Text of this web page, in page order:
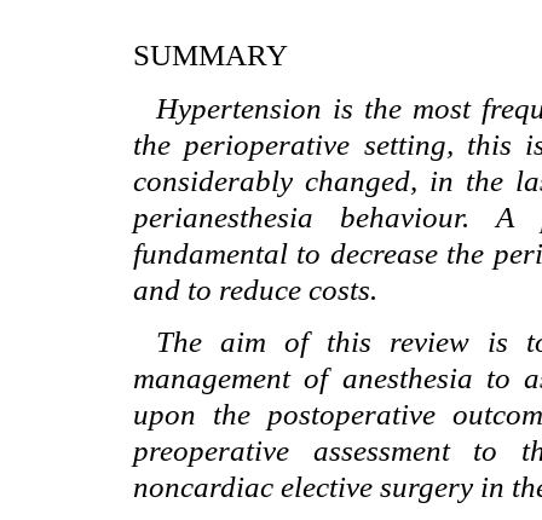
SUMMARY
Hypertension is the most
the perioperative setting, this
considerably changed, in the
perianesthesia behaviour.
fundamental to decrease the
and to reduce costs.
The aim of this review is
management of anesthesia to
upon the postoperative
preoperative assessment to
noncardiac elective surgery in